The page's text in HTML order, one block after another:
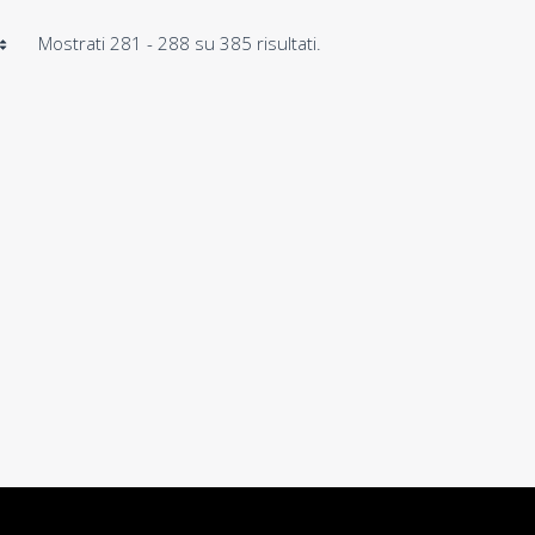
Mostrati 281 - 288 su 385 risultati.